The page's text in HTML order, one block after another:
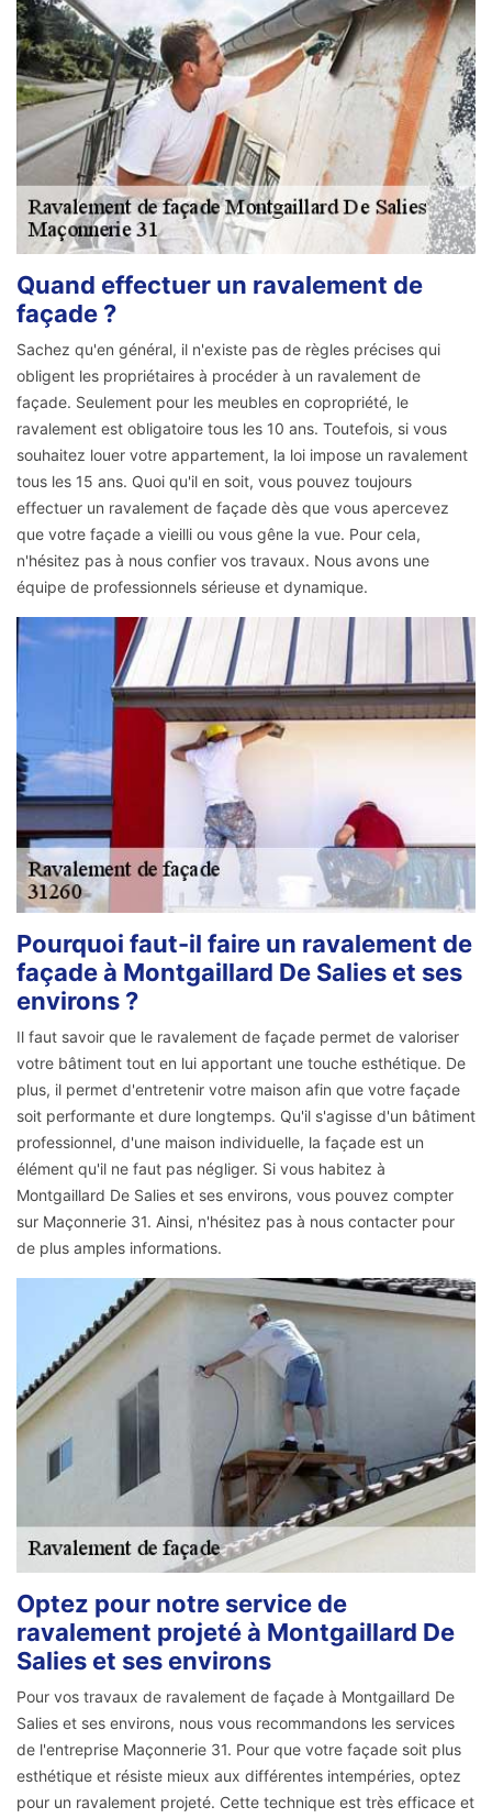
Quand effectuer un ravalement de
façade ?
Sachez qu'en général, il n'existe pas de règles précises qui
obligent les propriétaires à procéder à un ravalement de
façade. Seulement pour les meubles en copropriété, le
ravalement est obligatoire tous les 10 ans. Toutefois, si vous
souhaitez louer votre appartement, la loi impose un ravalement
tous les 15 ans. Quoi qu'il en soit, vous pouvez toujours
effectuer un ravalement de façade dès que vous apercevez
que votre façade a vieilli ou vous gêne la vue. Pour cela,
n'hésitez pas à nous confier vos travaux. Nous avons une
équipe de professionnels sérieuse et dynamique.
Pourquoi faut-il faire un ravalement de
façade à Montgaillard De Salies et ses
environs ?
Il faut savoir que le ravalement de façade permet de valoriser
votre bâtiment tout en lui apportant une touche esthétique. De
plus, il permet d'entretenir votre maison afin que votre façade
soit performante et dure longtemps. Qu'il s'agisse d'un bâtiment
professionnel, d'une maison individuelle, la façade est un
élément qu'il ne faut pas négliger. Si vous habitez à
Montgaillard De Salies et ses environs, vous pouvez compter
sur Maçonnerie 31. Ainsi, n'hésitez pas à nous contacter pour
de plus amples informations.
Optez pour notre service de
ravalement projeté à Montgaillard De
Salies et ses environs
Pour vos travaux de ravalement de façade à Montgaillard De
Salies et ses environs, nous vous recommandons les services
de l'entreprise Maçonnerie 31. Pour que votre façade soit plus
esthétique et résiste mieux aux différentes intempéries, optez
pour un ravalement projeté. Cette technique est très efficace et